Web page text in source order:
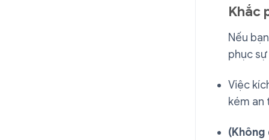
Khắc
Nếu
phục
Việc
kém an